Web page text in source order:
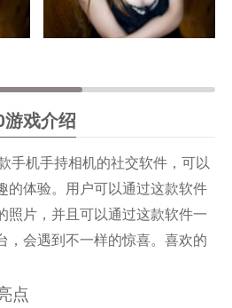
戏介绍
手机手持相机的社交软件，可以
的体验。用户可以通过这款软件
照片，并且可以通过这款软件一
，会遇到不一样的惊喜。喜欢的
点